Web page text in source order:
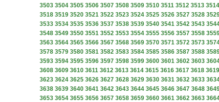
3503 3504 3505 3506 3507 3508 3509 3510 3511 3512 3513 3514
3518 3519 3520 3521 3522 3523 3524 3525 3526 3527 3528
3533 3534 3535 3536 3537 3538 3539 3540 3541 3542 3543
3548 3549 3550 3551 3552 3553 3554 3555 3556 3557 3558
3563 3564 3565 3566 3567 3568 3569 3570 3571 3572 3573
3578 3579 3580 3581 3582 3583 3584 3585 3586 3587 3588
3593 3594 3595 3596 3597 3598 3599 3600 3601 3602 3603
3608 3609 3610 3611 3612 3613 3614 3615 3616 3617 3618 3619
3623 3624 3625 3626 3627 3628 3629 3630 3631 3632 3633
3638 3639 3640 3641 3642 3643 3644 3645 3646 3647 3648
3653 3654 3655 3656 3657 3658 3659 3660 3661 3662 3663